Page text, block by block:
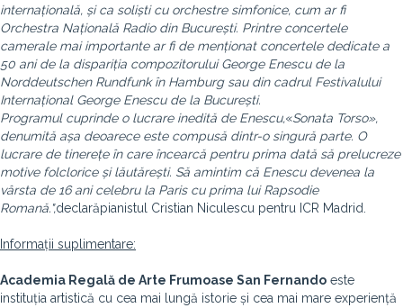
internațională, și ca soliști cu orchestre simfonice, cum ar fi
Orchestra Națională Radio din București. Printre concertele
camerale mai importante ar fi de menționat concertele dedicate a
50 ani de la dispariția compozitorului George Enescu de la
Norddeutschen Rundfunk în Hamburg sau din cadrul Festivalului
Internațional George Enescu de la București.
Programul cuprinde o lucrare inedită de Enescu,«Sonata Torso»,
denumită așa deoarece este compusă dintr-o singură parte. O
lucrare de tinerețe în care încearcă pentru prima dată să prelucreze
motive folclorice și lăutărești. Să amintim că Enescu devenea la
vârsta de 16 ani celebru la Paris cu prima lui Rapsodie
Romană.",declarăpianistul Cristian Niculescu pentru ICR Madrid.
Informații suplimentare:
Academia Regală de Arte Frumoase San Fernando este
instituția artistică cu cea mai lungă istorie și cea mai mare experiență